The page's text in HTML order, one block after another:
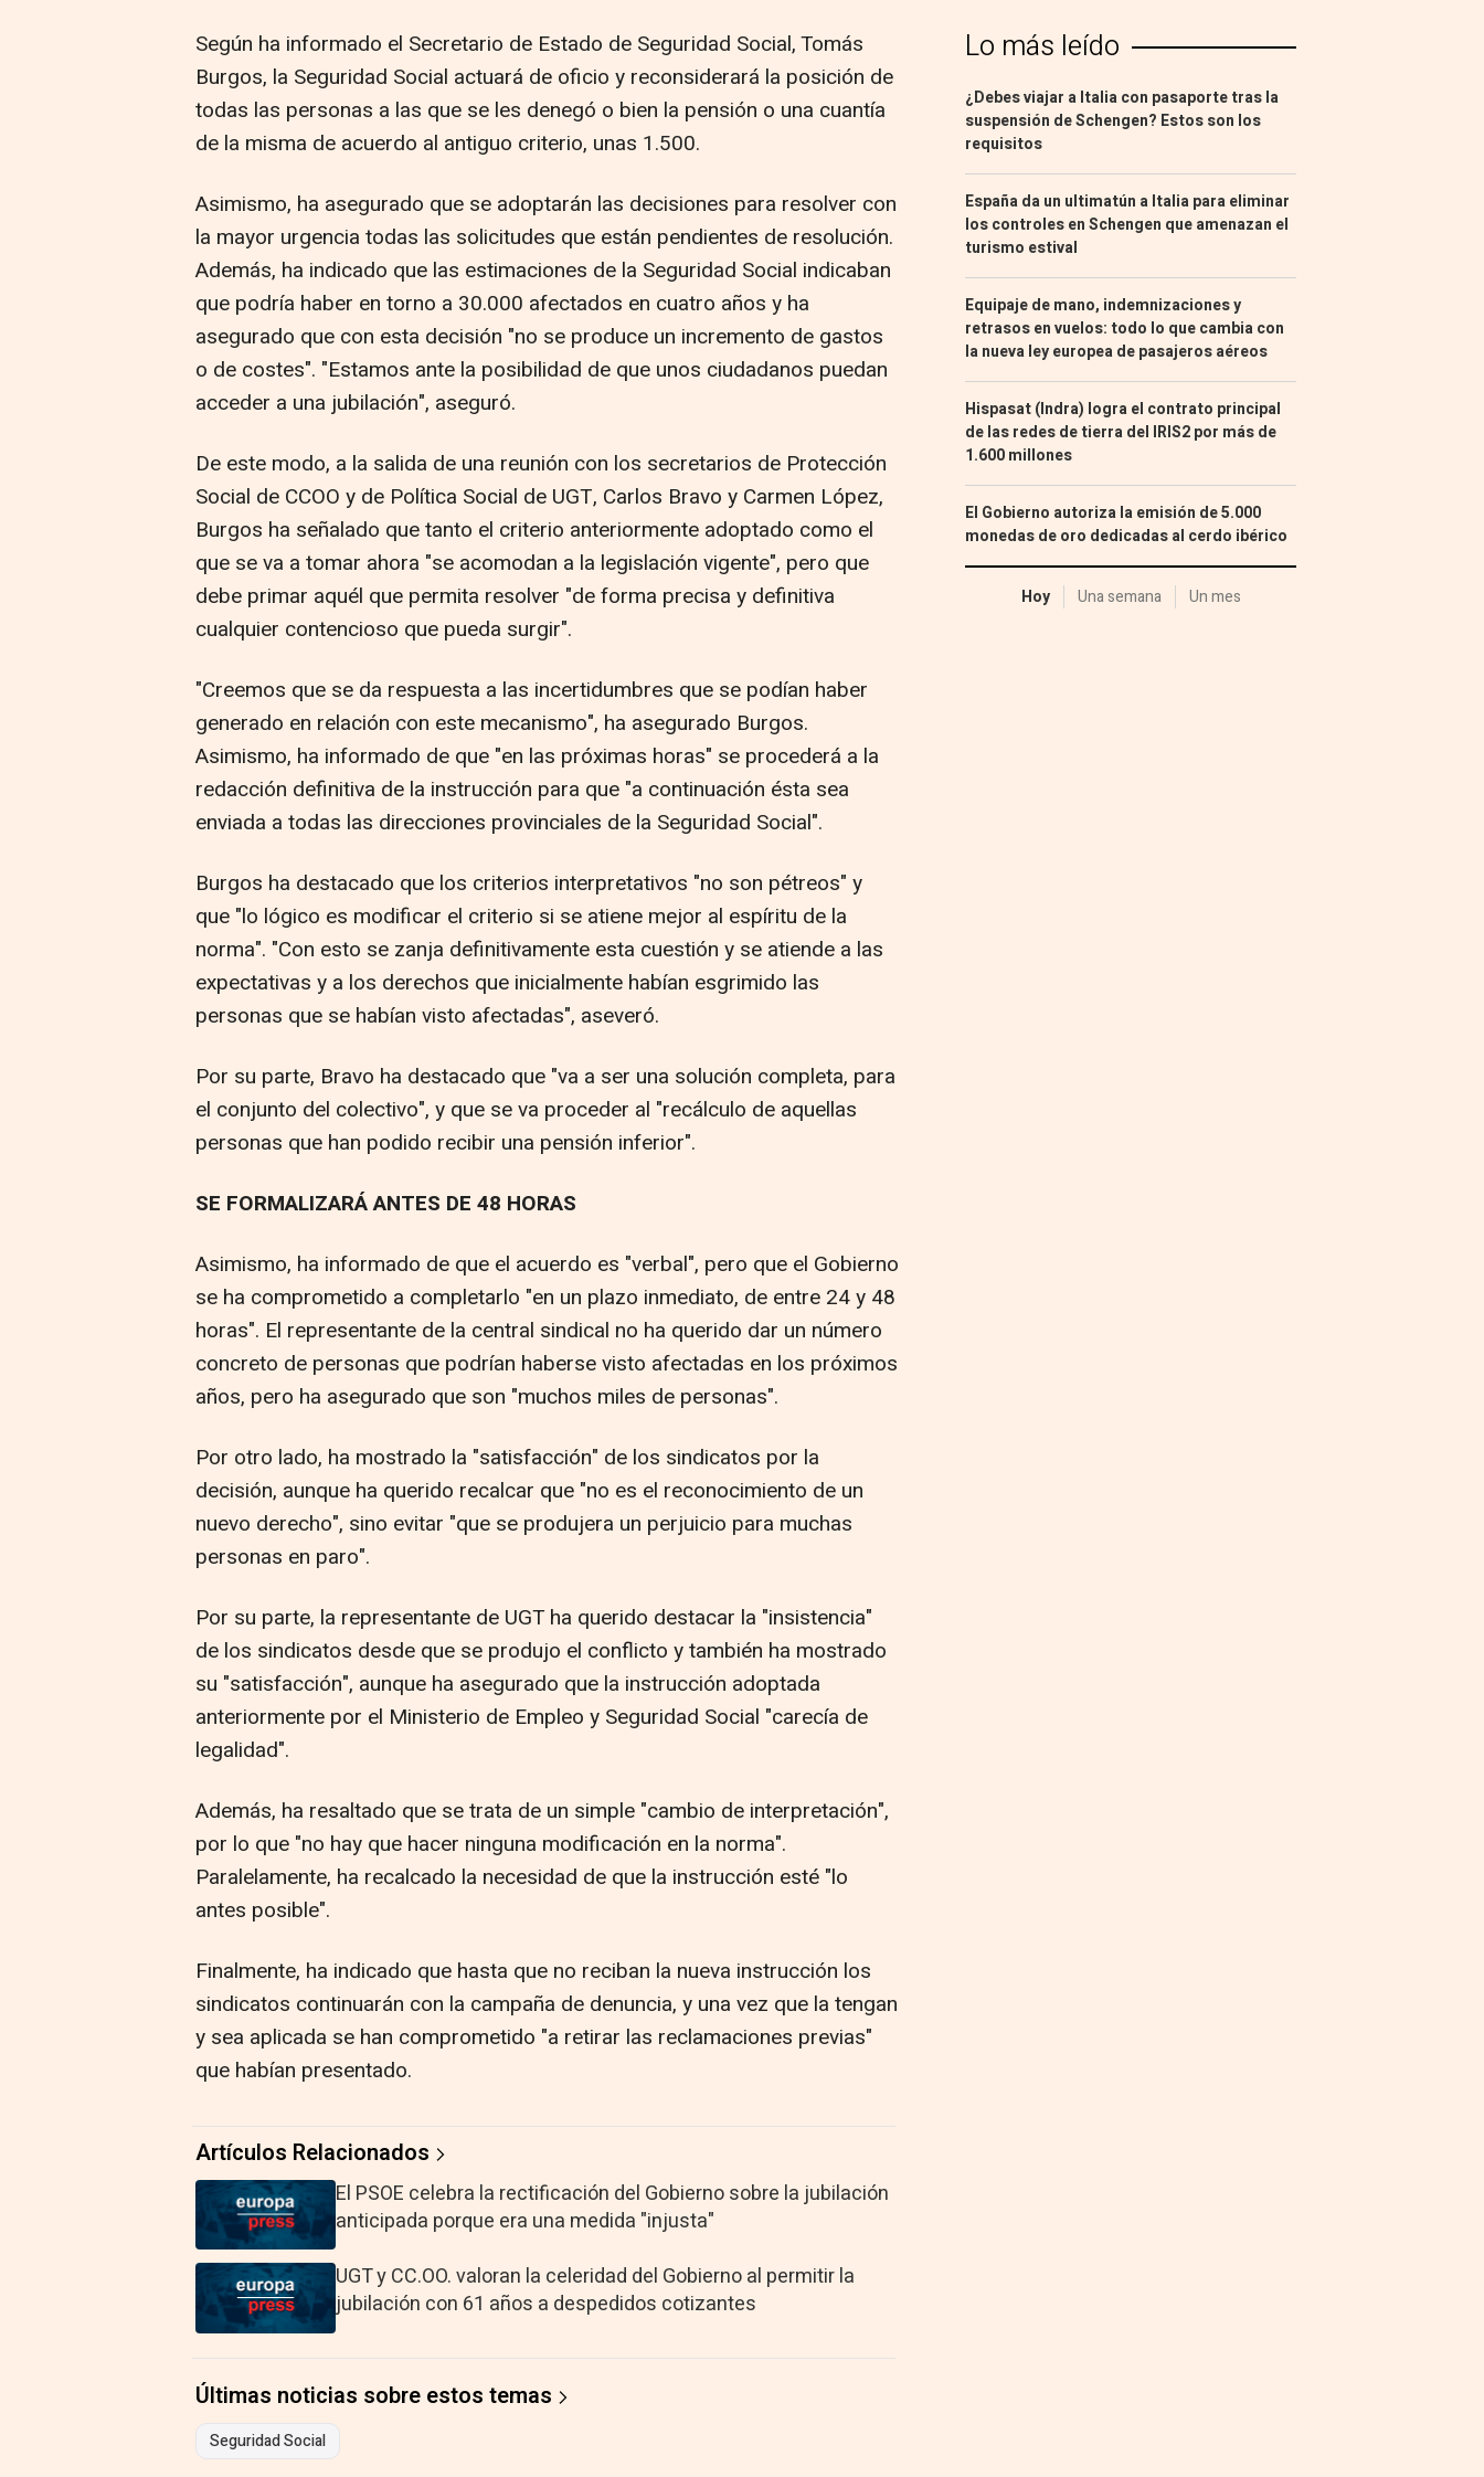
Según ha informado el Secretario de Estado de Seguridad Social, Tomás
Burgos, la Seguridad Social actuará de oficio y reconsiderará la posición de
todas las personas a las que se les denegó o bien la pensión o una cuantía
de la misma de acuerdo al antiguo criterio, unas 1.500.
Asimismo, ha asegurado que se adoptarán las decisiones para resolver con
la mayor urgencia todas las solicitudes que están pendientes de resolución.
Además, ha indicado que las estimaciones de la Seguridad Social indicaban
que podría haber en torno a 30.000 afectados en cuatro años y ha
asegurado que con esta decisión "no se produce un incremento de gastos
o de costes". "Estamos ante la posibilidad de que unos ciudadanos puedan
acceder a una jubilación", aseguró.
De este modo, a la salida de una reunión con los secretarios de Protección
Social de CCOO y de Política Social de UGT, Carlos Bravo y Carmen López,
Burgos ha señalado que tanto el criterio anteriormente adoptado como el
que se va a tomar ahora "se acomodan a la legislación vigente", pero que
debe primar aquél que permita resolver "de forma precisa y definitiva
cualquier contencioso que pueda surgir".
"Creemos que se da respuesta a las incertidumbres que se podían haber
generado en relación con este mecanismo", ha asegurado Burgos.
Asimismo, ha informado de que "en las próximas horas" se procederá a la
redacción definitiva de la instrucción para que "a continuación ésta sea
enviada a todas las direcciones provinciales de la Seguridad Social".
Burgos ha destacado que los criterios interpretativos "no son pétreos" y
que "lo lógico es modificar el criterio si se atiene mejor al espíritu de la
norma". "Con esto se zanja definitivamente esta cuestión y se atiende a las
expectativas y a los derechos que inicialmente habían esgrimido las
personas que se habían visto afectadas", aseveró.
Por su parte, Bravo ha destacado que "va a ser una solución completa, para
el conjunto del colectivo", y que se va proceder al "recálculo de aquellas
personas que han podido recibir una pensión inferior".
SE FORMALIZARÁ ANTES DE 48 HORAS
Asimismo, ha informado de que el acuerdo es "verbal", pero que el Gobierno
se ha comprometido a completarlo "en un plazo inmediato, de entre 24 y 48
horas". El representante de la central sindical no ha querido dar un número
concreto de personas que podrían haberse visto afectadas en los próximos
años, pero ha asegurado que son "muchos miles de personas".
Por otro lado, ha mostrado la "satisfacción" de los sindicatos por la
decisión, aunque ha querido recalcar que "no es el reconocimiento de un
nuevo derecho", sino evitar "que se produjera un perjuicio para muchas
personas en paro".
Por su parte, la representante de UGT ha querido destacar la "insistencia"
de los sindicatos desde que se produjo el conflicto y también ha mostrado
su "satisfacción", aunque ha asegurado que la instrucción adoptada
anteriormente por el Ministerio de Empleo y Seguridad Social "carecía de
legalidad".
Además, ha resaltado que se trata de un simple "cambio de interpretación",
por lo que "no hay que hacer ninguna modificación en la norma".
Paralelamente, ha recalcado la necesidad de que la instrucción esté "lo
antes posible".
Finalmente, ha indicado que hasta que no reciban la nueva instrucción los
sindicatos continuarán con la campaña de denuncia, y una vez que la tengan
y sea aplicada se han comprometido "a retirar las reclamaciones previas"
que habían presentado.
Artículos Relacionados
El PSOE celebra la rectificación del Gobierno sobre la jubilación
anticipada porque era una medida "injusta"
UGT y CC.OO. valoran la celeridad del Gobierno al permitir la
jubilación con 61 años a despedidos cotizantes
Últimas noticias sobre estos temas
Seguridad Social
Lo más leído
¿Debes viajar a Italia con pasaporte tras la
suspensión de Schengen? Estos son los
requisitos
España da un ultimatún a Italia para eliminar
los controles en Schengen que amenazan el
turismo estival
Equipaje de mano, indemnizaciones y
retrasos en vuelos: todo lo que cambia con
la nueva ley europea de pasajeros aéreos
Hispasat (Indra) logra el contrato principal
de las redes de tierra del IRIS2 por más de
1.600 millones
El Gobierno autoriza la emisión de 5.000
monedas de oro dedicadas al cerdo ibérico
Hoy Una semana Un mes